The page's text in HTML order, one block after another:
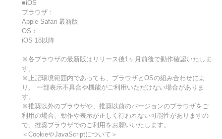
■iOS
ブラウザ：
Apple Safari 最新版
OS：
iOS 18以降
※各ブラウザの最新版はリリース後1ヶ月前後で動作確認いたしま
す。
※上記環境範囲内であっても、ブラウザとOSの組み合わせによ
り、 一部表示不具合や機能がご利用いただけない場合がありま
す。
※推奨以外のブラウザや、推奨以前のバージョンのブラウザをご
利用の場合、動作や表示が正しく行われない可能性がありますの
で、推奨ブラウザでのご利用をお願いいたします。
＜CookieやJavaScriptについて＞